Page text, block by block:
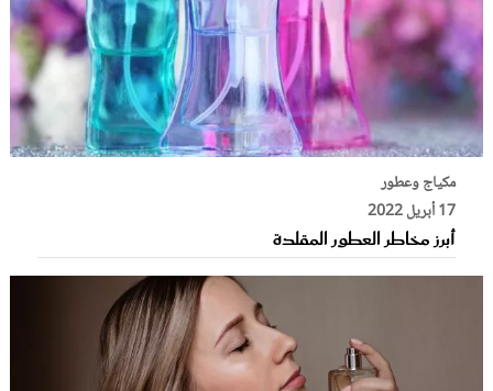
مكياج وعطور
17 أبريل 2022
أبرز مخاطر العطور المقلدة